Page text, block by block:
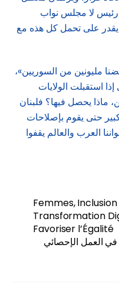
رئيس لا مجلس نواب
13 شهراً. من يقدر على تحمل كل هذه مع
مليونين من السوريين»،
استقبلت الولايات
ماذا يحصل فيها؟ فلبنان
حتى يقوم بإصلاحات
العرب والعالم يقفوا
Femmes,
Transformation
Favoriser l’Égalité
في العمل الإحصائي